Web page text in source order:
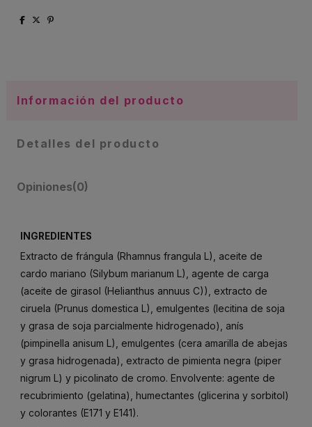
Información del producto
Detalles del producto
Opiniones(0)
INGREDIENTES
Extracto de frángula (Rhamnus frangula L), aceite de
cardo mariano (Silybum marianum L), agente de carga
(aceite de girasol (Helianthus annuus C)), extracto de
ciruela (Prunus domestica L), emulgentes (lecitina de soja
y grasa de soja parcialmente hidrogenado), anís
(pimpinella anisum L), emulgentes (cera amarilla de abejas
y grasa hidrogenada), extracto de pimienta negra (piper
nigrum L) y picolinato de cromo. Envolvente: agente de
recubrimiento (gelatina), humectantes (glicerina y sorbitol)
y colorantes (E171 y E141).